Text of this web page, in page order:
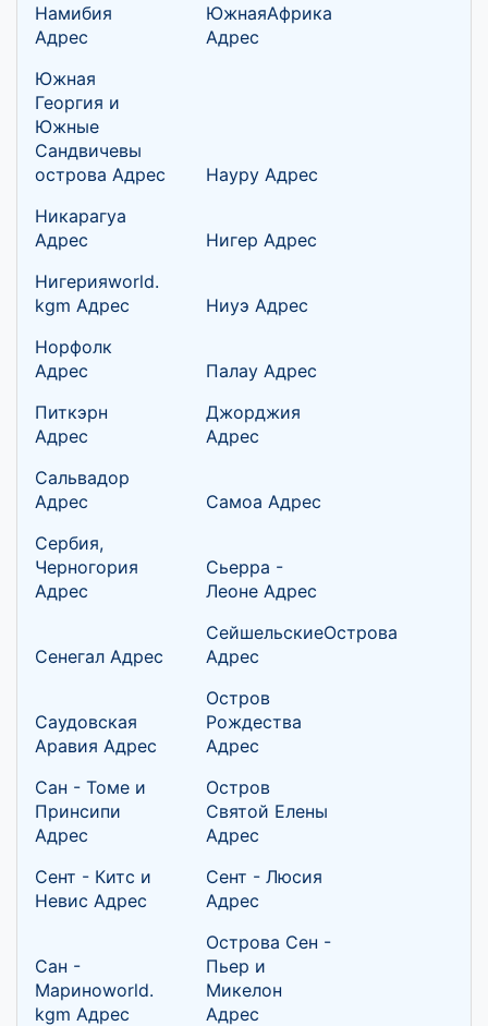
Намибия
Адрес
ЮжнаяАфрика
Адрес
Южная
Георгия и
Южные
Сандвичевы
острова Адрес
Науру Адрес
Никарагуа
Адрес
Нигер Адрес
Нигерияworld.
kgm Адрес
Ниуэ Адрес
Норфолк
Адрес
Палау Адрес
Питкэрн
Адрес
Джорджия
Адрес
Сальвадор
Адрес
Самоа Адрес
Сербия,
Черногория
Адрес
Сьерра -
Леоне Адрес
Сенегал Адрес
СейшельскиеОстрова
Адрес
Саудовская
Аравия Адрес
Остров
Рождества
Адрес
Сан - Томе и
Принсипи
Адрес
Остров
Святой Елены
Адрес
Сент - Китс и
Невис Адрес
Сент - Люсия
Адрес
Сан -
Мариноworld.
kgm Адрес
Острова Сен -
Пьер и
Микелон
Адрес